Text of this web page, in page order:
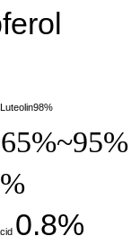
Luteolin98%
65%~95%
0.8%